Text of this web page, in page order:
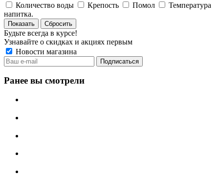
Количество воды
Крепость Помол
Температура
напитка.
Сбросить
Будьте всегда в курсе!
Узнавайте о скидках и акциях первым
Новости магазина
Ранее вы смотрели